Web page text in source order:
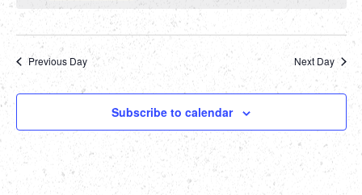
Previous Day Next Day
Subscribe to calendar